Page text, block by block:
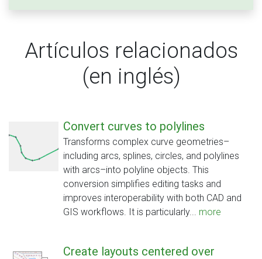
Artículos relacionados
(en inglés)
Convert curves to polylines
Transforms complex curve geometries–
including arcs, splines, circles, and polylines
with arcs–into polyline objects. This
conversion simplifies editing tasks and
improves interoperability with both CAD and
GIS workflows. It is particularly... more
Create layouts centered over